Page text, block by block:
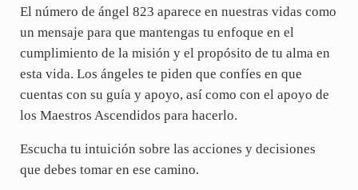
El número de ángel 823 aparece en nuestras vidas como
un mensaje para que mantengas tu enfoque en el
cumplimiento de la misión y el propósito de tu alma en
esta vida. Los ángeles te piden que confíes en que
cuentas con su guía y apoyo, así como con el apoyo de
los Maestros Ascendidos para hacerlo.
Escucha tu intuición sobre las acciones y decisiones
que debes tomar en ese camino.